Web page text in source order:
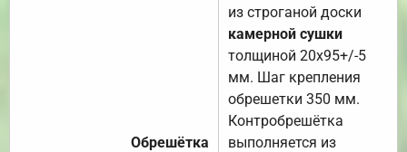
Обрешётка
из строганой доски
камерной сушки
толщиной 20х95+/-5
мм. Шаг крепления
обрешетки 350 мм.
Контробрешётка
выполняется из